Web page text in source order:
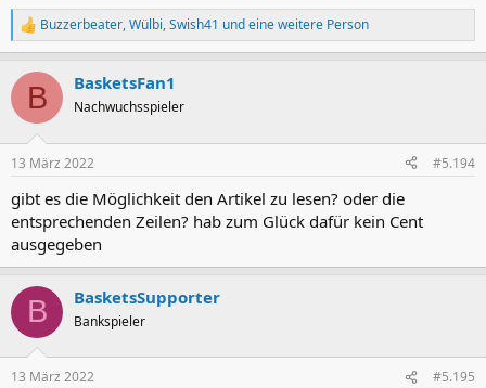
R
e
k
i
e
:
Buzzerbeater,Wülbi,Swish41 und eine weitere Person
B BasketsFan1
Nachwuchsspieler
13 März 2022 #5.194
gibt es die Möglichkeit den Artikel zu lesen? oder die
entsprechenden Zeilen? hab zum Glück dafür kein Cent
ausgegeben
B BasketsSupporter
Bankspieler
13 März 2022 #5.195